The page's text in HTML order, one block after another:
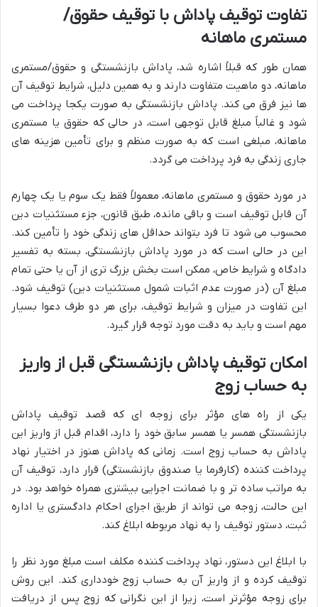
تفاوت توقیف پاداش با توقیف حقوق/
مستمری ماهانه
همان طور که قبلاً اشاره شد، پاداش بازنشستگی و حقوق/مستمری
ماهانه، دو ماهیت متفاوت دارند و به همین دلیل، شرایط توقیف آن
ها نیز فرق می کند. پاداش بازنشستگی به صورت یکجا پرداخت می
شود و غالباً مبلغ قابل توجهی است، در حالی که حقوق یا مستمری
ماهانه، مبلغی است که به صورت منظم و برای تأمین هزینه های
جاری زندگی به فرد پرداخت می گردد.
در مورد حقوق و مستمری ماهانه، معمولاً فقط یک سوم یا یک چهارم
آن قابل توقیف است و باقی مانده، طبق قانون، جزء مستثنیات دین
محسوب می شود تا فرد بتواند حداقل های زندگی خود را تأمین کند.
این در حالی است که در مورد پاداش بازنشستگی، بسته به تفسیر
دادگاه و شرایط خاص، ممکن است بخش بزرگ تری از آن یا حتی تمام
مبلغ آن (در صورت عدم اثبات شمول مستثنیات دین) توقیف شود.
این تفاوت در میزان و شرایط توقیف، برای هر دو طرف دعوا بسیار
مهم است و باید به دقت مورد توجه قرار گیرد.
امکان توقیف پاداش بازنشستگی قبل از واریز
به حساب زوج
یکی از راه های مؤثر برای زوجه ای که قصد توقیف پاداش
بازنشستگی همسر یا همسر سابق خود را دارد، اقدام قبل از واریز این
پاداش به حساب زوج است. زمانی که پاداش هنوز در اختیار نهاد
پرداخت کننده (کارفرما یا صندوق بازنشستگی) قرار دارد، توقیف آن
به مراتب ساده تر و با ضمانت اجرایی بیشتری همراه خواهد بود. در
این حالت، زوجه می تواند از طریق اجرای احکام دادگستری یا اداره
ثبت، دستور توقیف را به نهاد مربوطه ابلاغ کند.
با ابلاغ این دستور، نهاد پرداخت کننده مکلف است مبلغ مورد نظر را
توقیف کرده و از واریز آن به حساب زوج خودداری کند. این روش
برای زوجه مؤثرتر است، زیرا از این نگرانی که زوج پس از دریافت